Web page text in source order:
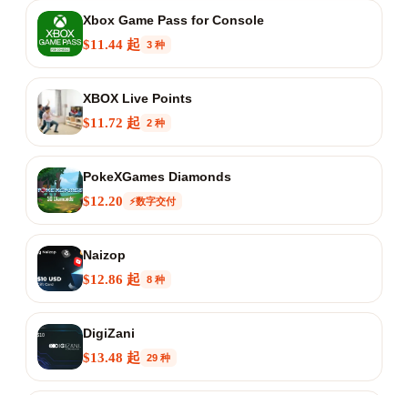
Xbox Game Pass for Console
$11.44 起
3 种
XBOX Live Points
$11.72 起
2 种
PokeXGames Diamonds
$12.20
⚡数字交付
Naizop
$12.86 起
8 种
DigiZani
$13.48 起
29 种